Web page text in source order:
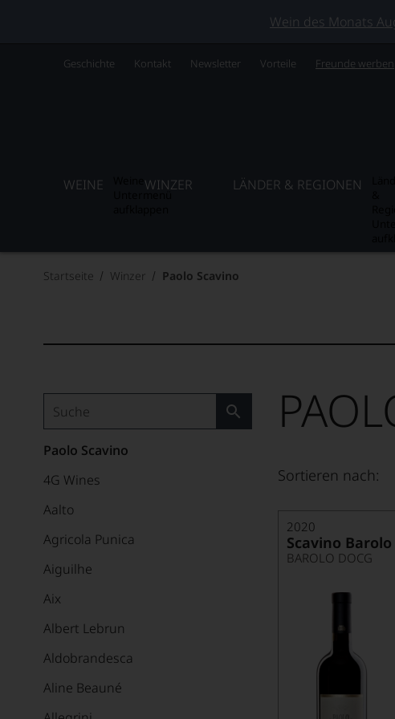
Wein des Monats
Geschichte Kontakt Newsletter Vorteile Freunde werben
WEINE WINZER LÄNDER & REGIONEN
Startseite Winzer Paolo Scavino
Paolo Scavino
4G Wines
Aalto
Agricola Punica
Aiguilhe
Aix
Albert Lebrun
Aldobrandesca
Aline Beauné
Sortieren nach:
2020
Scavino Barolo
BAROLO DOCG